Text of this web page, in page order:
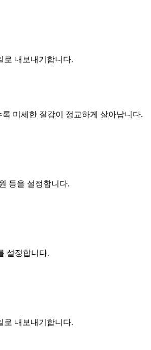
로 내보내기합니다.
미세한 질감이 정교하게 살아납니다.
등을 설정합니다.
설정합니다.
로 내보내기합니다.